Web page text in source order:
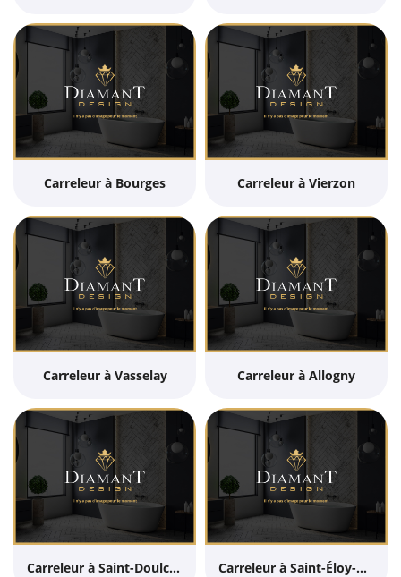
Carreleur à Bourges Carreleur à Vierzon
Carreleur à Vasselay Carreleur à Allogny
Carreleur à Saint-Doulchard Carreleur à Saint-Éloy-de-Gy